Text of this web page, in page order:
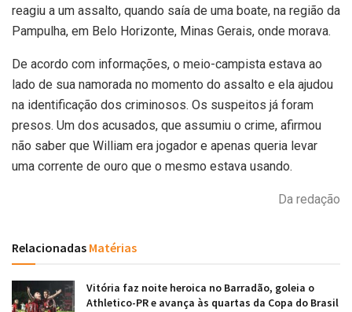
reagiu a um assalto, quando saía de uma boate, na região da
Pampulha, em Belo Horizonte, Minas Gerais, onde morava.
De acordo com informações, o meio-campista estava ao
lado de sua namorada no momento do assalto e ela ajudou
na identificação dos criminosos. Os suspeitos já foram
presos. Um dos acusados, que assumiu o crime, afirmou
não saber que William era jogador e apenas queria levar
uma corrente de ouro que o mesmo estava usando.
Da redação
Relacionadas Matérias
Vitória faz noite heroica no Barradão, goleia o
Athletico-PR e avança às quartas da Copa do Brasil